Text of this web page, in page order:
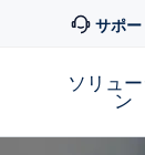
サポ
ソリュー
ン